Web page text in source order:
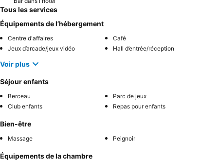
Tous les services
Équipements de l’hébergement
Centre d'affaires
Café
Jeux d’arcade/jeux vidéo
Hall d’entrée/réception
Voir plus
Séjour enfants
Berceau
Parc de jeux
Club enfants
Repas pour enfants
Bien-être
Massage Peignoir
Équipements de la chambre